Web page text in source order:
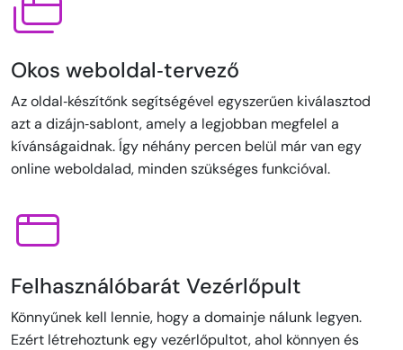
Okos weboldal‑tervező
Az oldal‑készítőnk segítségével egyszerűen kiválasztod
azt a dizájn‑sablont, amely a legjobban megfelel a
kívánságaidnak. Így néhány percen belül már van egy
online weboldalad, minden szükséges funkcióval.
Felhasználóbarát Vezérlőpult
Könnyűnek kell lennie, hogy a domainje nálunk legyen.
Ezért létrehoztunk egy vezérlőpultot, ahol könnyen és